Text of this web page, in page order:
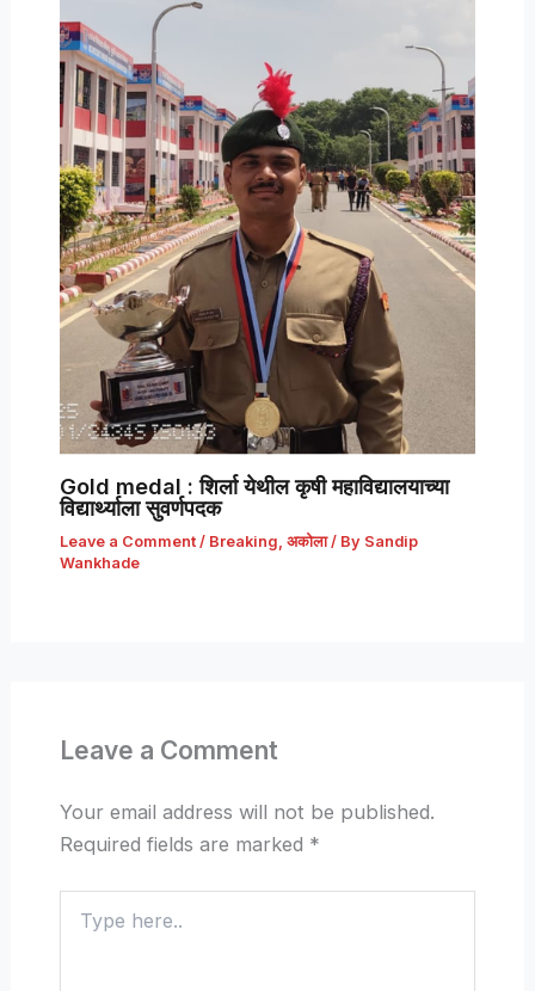
Gold medal : शिर्ला येथील कृषी महाविद्यालयाच्या
विद्यार्थ्याला सुवर्णपदक
Leave a Comment / Breaking अकोला/ By Sandip
Wankhade
Leave a Comment
Your email address will not be published.
Required fields are marked *
here..